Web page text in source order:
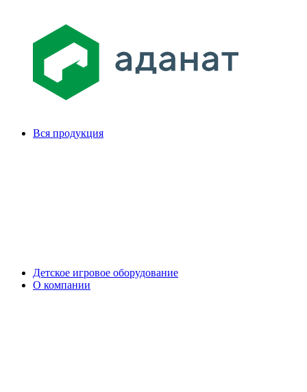
Вся продукция
Детское игровое оборудование
О компании